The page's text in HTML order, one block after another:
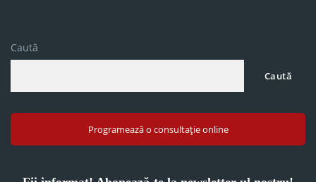
Caută
Caută
Programează o consultație online